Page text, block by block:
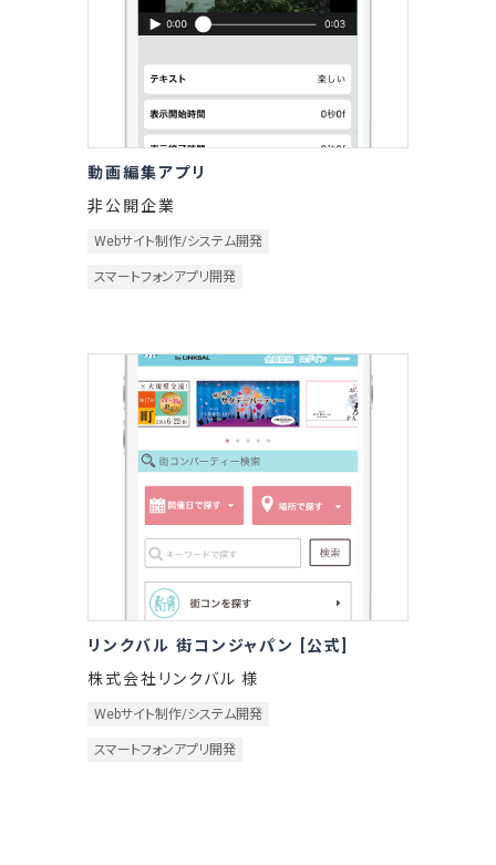
動画編集アプリ
非公開企業
Webサイト制作/システム開発
スマートフォンアプリ開発
リンクバル 街コンジャパン [公式]
株式会社リンクバル 様
Webサイト制作/システム開発
スマートフォンアプリ開発